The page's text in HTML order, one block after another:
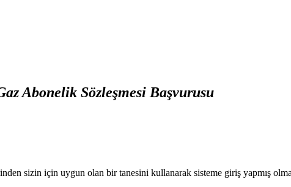
Abonelik Sözleşmesi Başvurusu
sizin için uygun olan bir tanesini kullanarak sisteme giriş yapmış